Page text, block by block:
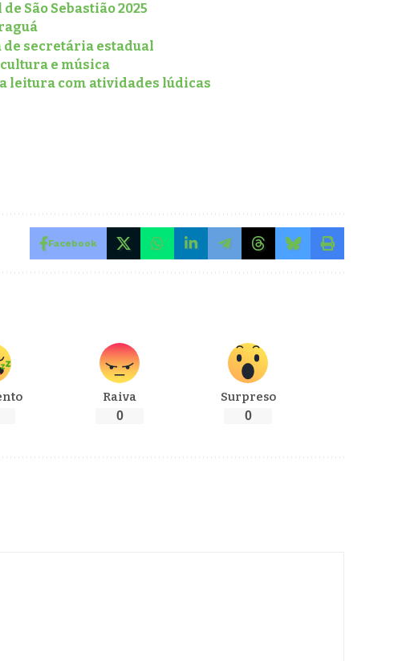
São Sebastião 2025
secretária estadual
e música
leitura com atividades lúdicas
Facebook
Raiva
0
Surpreso
0